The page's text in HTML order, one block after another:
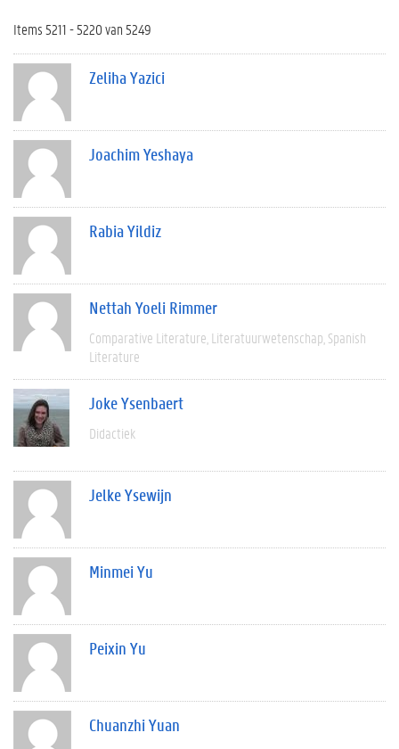
Items 5211 - 5220 van 5249
Zeliha Yazici
Joachim Yeshaya
Rabia Yildiz
Nettah Yoeli Rimmer
Comparative Literature Literatuurwetenschap Spanish
Literature
Joke Ysenbaert
Didactiek
Jelke Ysewijn
Minmei Yu
Peixin Yu
Chuanzhi Yuan